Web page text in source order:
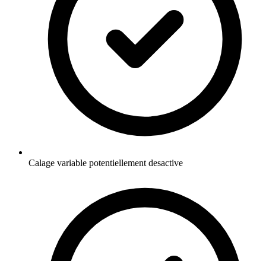
Calage variable potentiellement desactive